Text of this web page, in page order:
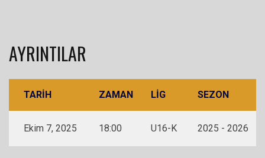
AYRINTILAR
TARIH ZAMAN LIG SEZON
Ekim 7, 2025 18:00 U16-K 2025 - 2026